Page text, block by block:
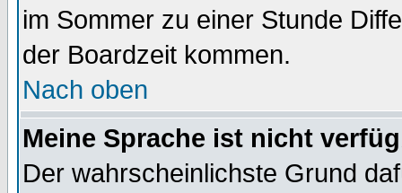
im Sommer zu einer Stunde
der Boardzeit kommen.
Nach oben
Meine Sprache ist nicht
Der wahrscheinlichste Grund